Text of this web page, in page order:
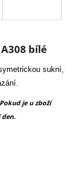
bílé
sukní,
je u zboží
den.